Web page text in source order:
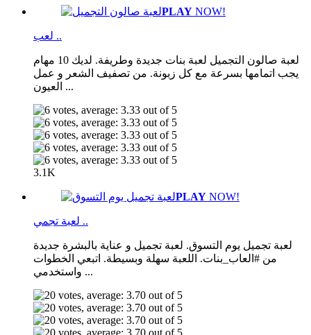
PLAY NOW!
لعب ..
لعبة صالون التجميل لعبة بنات جديدة وطريفة. لديك 10 مهام
يجب اتمامها بسرعة مع كل زبونة. من تصفيف الشعر و عمل
العيون ...
3.1K
PLAY NOW!
لعبة تجمي ..
لعبة تجميل يوم التسوق. لعبة تجميل و عناية بالبشرة جديدة
من #العاب_بنات. اللعبة سهلة وبسيطة. اتبعي الخطوات
واستخدمي ...